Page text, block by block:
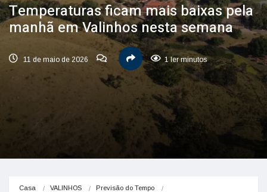
Temperaturas ficam mais baixas pela
manhã em Valinhos nesta semana
11 de maio de 2026 1 ler minutos
Casa VALINHOS Previsão do Tempo